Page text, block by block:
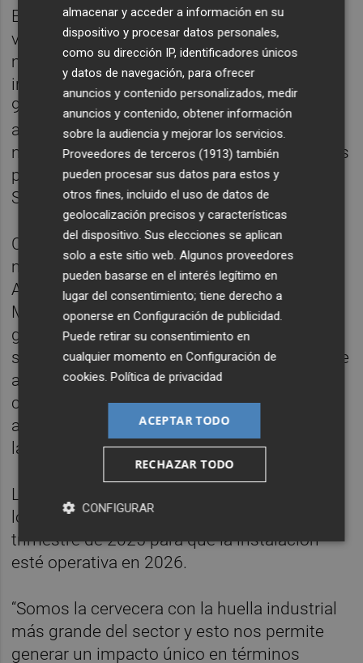
En el caso de la planta cervecera que ha
visitado este miércoles, se ha puesto en
marcha una planta de biomasa en sus
instalaciones que le permitirá reducir en un
95 % las emisiones directas de CO2 y seguir
avanzando en su objetivo de alcanzar la
neutralidad en carbono en todos sus centros
para 2030, recogido en su Plan de
Sostenibilidad 'Vamos 2030'.
Con una inversión estimada de más de 15
millones euros, la planta de biomasa de
Alovera será ejecutada y operada por
Magnon Servicios Energéticos, filial del
grupo Ence, que asumirá también el
suministro de la energía térmica en forma de
agua sobrecalentada y la biomasa con
certificación SURE, que acredita el
abastecimiento y producción sostenible de
la misma.
La previsión de ambas compañías es iniciar
los trabajos de ejecución en el primer
trimestre de 2025 para que la instalación
esté operativa en 2026.
“Somos la cervecera con la huella industrial
más grande del sector y esto nos permite
generar un impacto único en términos
almacenar y acceder a información en su
dispositivo y procesar datos personales,
como su dirección IP, identificadores únicos
y datos de navegación, para ofrecer
anuncios y contenido personalizados, medir
anuncios y contenido, obtener información
sobre la audiencia y mejorar los servicios.
Proveedores de terceros (1913) también
pueden procesar sus datos para estos y
otros fines, incluido el uso de datos de
geolocalización precisos y características
del dispositivo. Sus elecciones se aplican
solo a este sitio web. Algunos proveedores
pueden basarse en el interés legítimo en
lugar del consentimiento; tiene derecho a
oponerse enConfiguración de publicidad.
Puede retirar su consentimiento en
cualquier momento enConfiguración de
cookies.Política de privacidad
ACEPTAR TODO
RECHAZAR TODO
CONFIGURAR